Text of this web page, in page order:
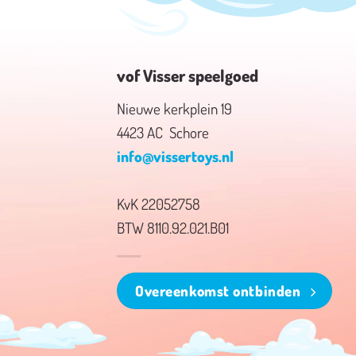
vof Visser speelgoed
Nieuwe kerkplein 19
4423 AC Schore
info@vissertoys.nl
KvK 22052758
BTW 8110.92.021.B01
Overeenkomst ontbinden